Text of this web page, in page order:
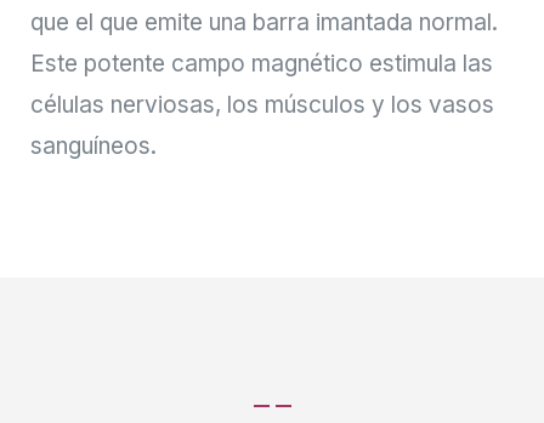
que el que emite una barra imantada normal.
Este potente campo magnético estimula las
células nerviosas, los músculos y los vasos
sanguíneos.